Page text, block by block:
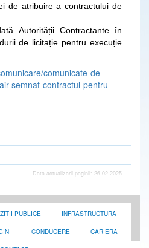
de atribuire a contractului de
Autorității Contractante în
de licitație pentru execuție
comunicate-de-
semnat-contractul-pentru-
Data actualizarii paginii: 26-02-2025
PUBLICE INFRASTRUCTURA
CONDUCERE CARIERA